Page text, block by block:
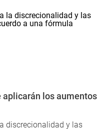
los aumentos
discrecionalidad y las